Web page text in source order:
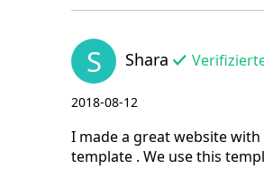
S Shara
2018-08-12
I made a great website with
template . We use this